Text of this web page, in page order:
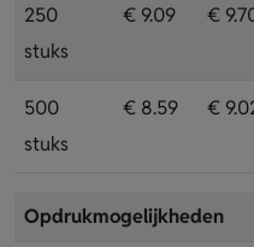
250
stuks
€ 9.09 €
500
stuks
€ 8.59 €
Opdrukmogelijkheden